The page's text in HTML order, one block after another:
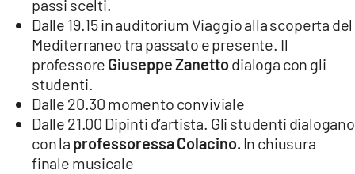
passi scelti.
Dalle 19.15 in auditorium Viaggio alla scoperta del
Mediterraneo tra passato e presente. Il
professore Giuseppe Zanettodialoga con gli
studenti.
Dalle 20.30 momento conviviale
Dalle 21.00 Dipinti d’artista. Gli studenti dialogano
con la professoressa Colacino. In chiusura
finale musicale